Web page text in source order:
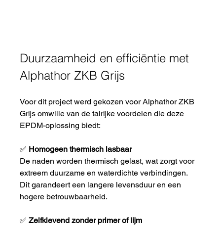
Duurzaamheid en efficiëntie met
Alphathor ZKB Grijs
Voor dit project werd gekozen voor Alphathor ZKB
Grijs omwille van de talrijke voordelen die deze
EPDM-oplossing biedt:
✅ Homogeen thermisch lasbaar
De naden worden thermisch gelast, wat zorgt voor
extreem duurzame en waterdichte verbindingen.
Dit garandeert een langere levensduur en een
hogere betrouwbaarheid.
✅ Zelfklevend zonder primer of lijm